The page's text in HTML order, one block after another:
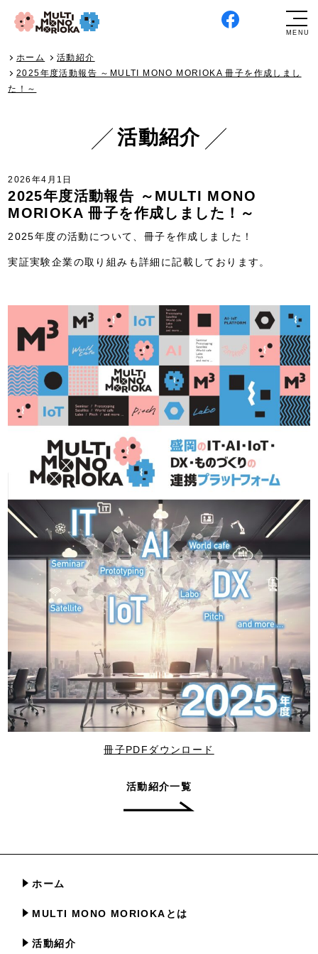
ホーム
活動紹介
2025年度活動報告 ～MULTI MONO MORIOKA 冊子を作成しまし
た！～
活動紹介
2026年4月1日
2025年度活動報告 ～MULTI MONO
MORIOKA 冊子を作成しました！～
2025年度の活動について、冊子を作成しました！
実証実験企業の取り組みも詳細に記載しております。
冊子PDFダウンロード
活動紹介一覧
ホーム
MULTI MONO MORIOKAとは
活動紹介